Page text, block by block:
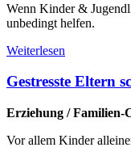
Wenn Kinder &
unbedingt helfen.
Weiterlesen
Gestresste Eltern
Erziehung / Familien-
Vor allem Kinder